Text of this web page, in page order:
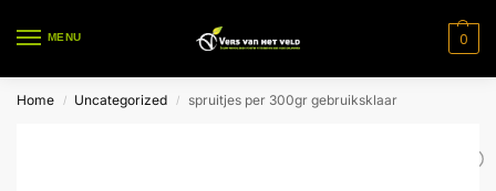
MENU 0
Home / Uncategorized / spruitjes per 300gr gebruiksklaar